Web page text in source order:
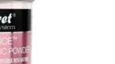
Añadir
a la